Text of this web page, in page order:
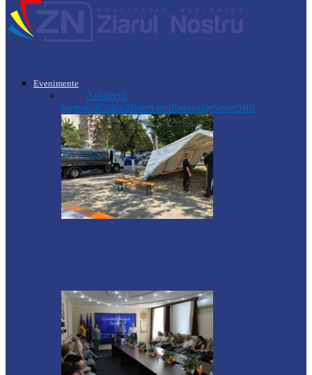
Evenimente
Arhitecții
timpuluiCulturăInterviuriReportajeSportȘtiri